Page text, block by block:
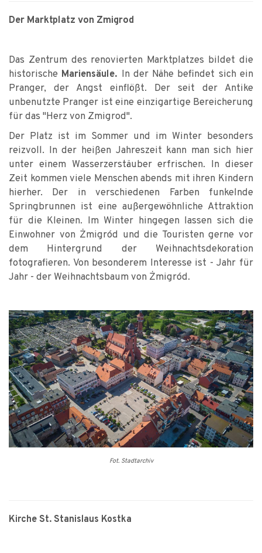
Der Marktplatz von Zmigrod
Das Zentrum des renovierten Marktplatzes bildet die
historische Mariensäule. In der Nähe befindet sich ein
Pranger, der Angst einflößt. Der seit der Antike
unbenutzte Pranger ist eine einzigartige Bereicherung
für das "Herz von Zmigrod".
Der Platz ist im Sommer und im Winter besonders
reizvoll. In der heißen Jahreszeit kann man sich hier
unter einem Wasserzerstäuber erfrischen. In dieser
Zeit kommen viele Menschen abends mit ihren Kindern
hierher. Der in verschiedenen Farben funkelnde
Springbrunnen ist eine außergewöhnliche Attraktion
für die Kleinen. Im Winter hingegen lassen sich die
Einwohner von Żmigród und die Touristen gerne vor
dem Hintergrund der Weihnachtsdekoration
fotografieren. Von besonderem Interesse ist - Jahr für
Jahr - der Weihnachtsbaum von Żmigród.
Fot. Stadtarchiv
Kirche St. Stanislaus Kostka